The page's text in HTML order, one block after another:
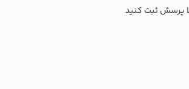
پرسش ثبت کنید